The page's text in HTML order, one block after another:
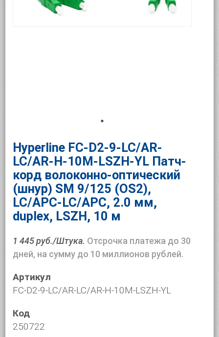
Hyperline FC-D2-9-LC/AR-
LC/AR-H-10M-LSZH-YL Патч-
корд волоконно-оптический
(шнур) SM 9/125 (OS2),
LC/APC-LC/APC, 2.0 мм,
duplex, LSZH, 10 м
1 445 руб./Штука. Отсрочка платежа до 30
дней, на сумму до 10 миллионов рублей.
Артикул
FC-D2-9-LC/AR-LC/AR-H-10M-LSZH-YL
Код
250722